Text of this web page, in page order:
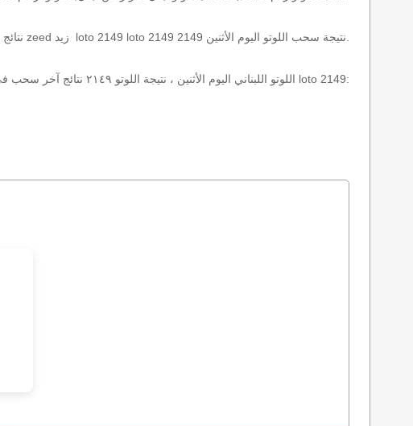
اللوتو اللبناني اليوم الأثنين ، نتيجة اللوتو ٢١٤٩ نتائج آخر سحب في اللوتو اللبناني، أي نتائج اللوتو رقم السحب 2149 اليوم الأثنين 2023-10-02 loto 2149: